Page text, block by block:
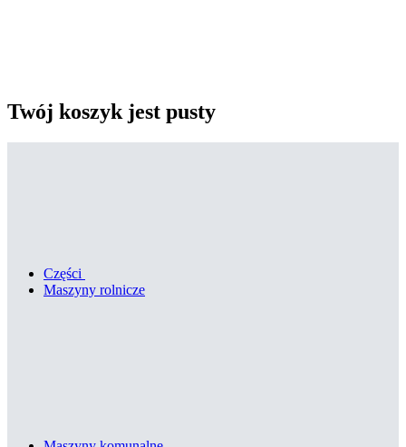
Twój koszyk jest pusty
Części
Maszyny rolnicze